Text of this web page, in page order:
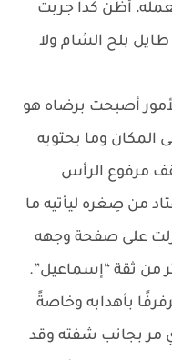
أظن كدا جربت
بلح الشام ولا
أصبحت برضاه هو
المكان وما يحتويه
مرفوع الرأس
من صِغره ليأتيه ما
على صفحة وجهه
من ثقة “إسماعيل”.
بأهدابه وخاصةً
مر بجانب شفته وقد